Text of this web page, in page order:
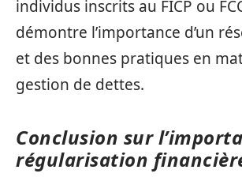
individus inscrits au FICP ou
démontre l’importance d’un
et des bonnes pratiques en
gestion de dettes.
Conclusion sur
régularisation